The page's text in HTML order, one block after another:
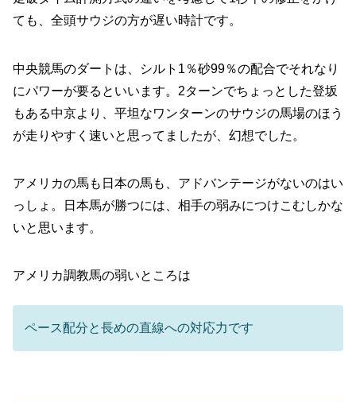
ても、全頭サウジの方が遅い時計です。
中央競馬のダートは、シルト1％砂99％の配合でそれなり
にパワーが要るといいます。2ターンでちょっとした登坂
もある中京より、平坦なワンターンのサウジの馬場のほう
が走りやすく速いと思ってましたが、幻想でした。
アメリカの馬も日本の馬も、アドバンテージがないのはい
っしょ。日本馬が勝つには、相手の弱みにつけこむしかな
いと思います。
アメリカ調教馬の弱いところは
ペース配分と長めの直線への対応力です